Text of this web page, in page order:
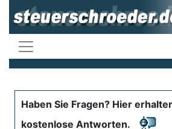
Haben Sie Fragen? Hier
kostenlose Antworten.